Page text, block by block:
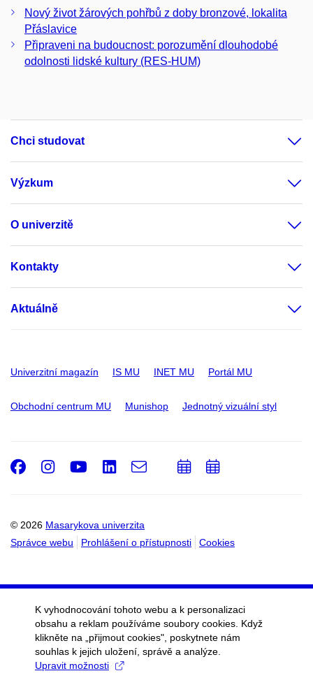
Nový život žárových pohřbů z doby bronzové, lokalita
Přáslavice
Připraveni na budoucnost: porozumění dlouhodobé
odolnosti lidské kultury (RES-HUM)
Chci studovat
Výzkum
O univerzitě
Kontakty
Aktuálně
Univerzitní magazín IS MU INET MU Portál MU
Obchodní centrum MU Munishop Jednotný vizuální styl
© 2026 Masarykova univerzita
Správce webu
Prohlášení o přístupnosti Cookies
Facebook
Instagram
Youtube
LinkedIn
e-
Email
PřidatPřidat
K vyhodnocování tohoto webu a k personalizaci
obsahu a reklam používáme soubory cookies. Když
klikněte na „přijmout cookies", poskytnete nám
souhlas k jejich uložení, správě a analýze.
Upravit možnosti